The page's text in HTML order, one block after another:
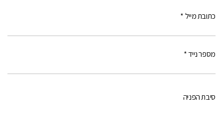
כתובת מייל *
מספר נייד *
סיבת הפניה